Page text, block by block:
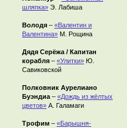
шляпка» Э. Лабиша
Володя – «Валентин и
Валентина» М. Рощина
Дядя Серёжа / Капитан
корабля – «Улитки» Ю.
Савиковской
Полковник Аурелиано
Буэндиа – «Дождь из жёлтых
цветов» А. Галамаги
Трофим – «Барышня-